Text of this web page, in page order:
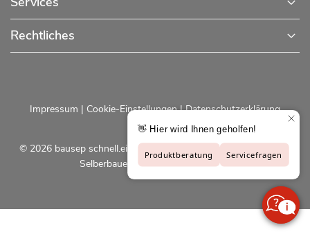
Rechtliches
© 2026 bausep schnell.einfach.preiswert - Baustoffe online für
Selberbauer und Profis |bausep.de
Impressum | Cookie-Einstellungen|Datenschutzerklärung